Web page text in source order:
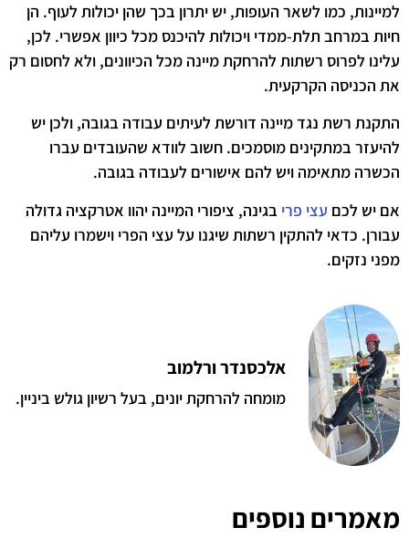
למיינות, כמו לשאר העופות, יש יתרון בכך שהן יכולות לעוף. הן
חיות במרחב תלת-ממדי ויכולות להיכנס מכל כיוון אפשרי. לכן,
עלינו לפרוס רשתות להרחקת מיינה מכל הכיוונים, ולא לחסום רק
את הכניסה הקרקעית.
התקנת רשת נגד מיינה דורשת לעיתים עבודה בגובה, ולכן יש
להיעזר במתקינים מוסמכים. חשוב לוודא שהעובדים עברו
הכשרה מתאימה ויש להם אישורים לעבודה בגובה.
אם יש לכם עצי פרי בגינה, ציפורי המיינה יהוו אטרקציה גדולה
עבורן. כדאי להתקין רשתות שיגנו על עצי הפרי וישמרו עליהם
מפני נזקים.
אלכסנדר ורלמוב
מומחה להרחקת יונים, בעל רשיון גולש ביניין.
מאמרים נוספים